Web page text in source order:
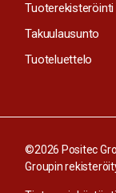
Tuoterekisteröinti
Takuulausunto
Tuoteluettelo
©2026 Positec
Groupin